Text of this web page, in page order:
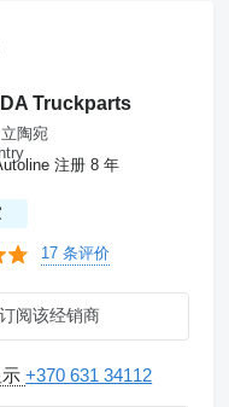
Truckparts
立陶宛
注册 8 年
17 条评价
订阅该经销商
示+370 631 34112